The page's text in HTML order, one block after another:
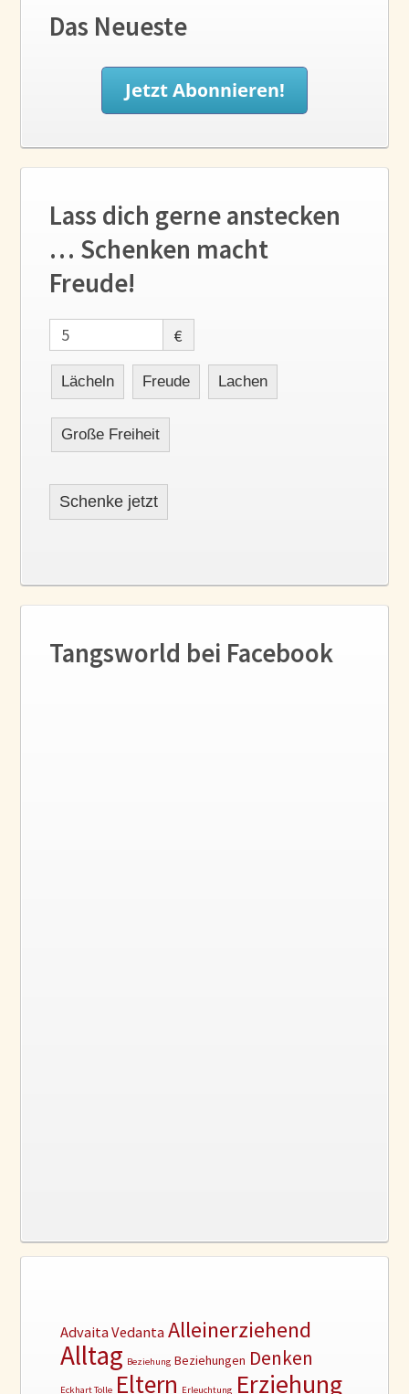
Das Neueste
Lass dich gerne anstecken
… Schenken macht
Freude!
€
Lächeln Freude Lachen
Große Freiheit
Schenke jetzt
Tangsworld bei Facebook
Advaita Vedanta Alleinerziehend
Alltag Beziehung Beziehungen Denken
Eckhart Tolle Eltern Erleuchtung Erziehung